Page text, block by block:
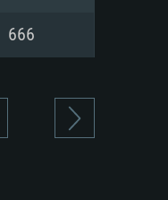
666